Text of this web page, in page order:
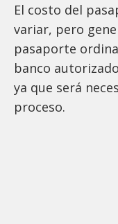
El costo del
variar, pero
pasaporte
banco
ya que será
proceso.